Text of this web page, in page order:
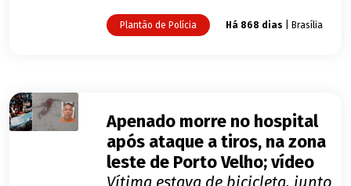
Plantão de Polícia Há 868 dias | Brasília
Apenado morre no hospital
após ataque a tiros, na zona
leste de Porto Velho; vídeo
Vítima estava de bicicleta, junto